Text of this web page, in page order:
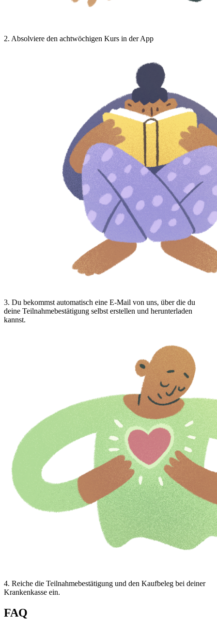
2. Absolviere den achtwöchigen Kurs in der App
3. Du bekommst automatisch eine E-Mail von uns, über die du
deine Teilnahmebestätigung selbst erstellen und herunterladen
kannst.
4. Reiche die Teilnahmebestätigung und den Kaufbeleg bei deiner
Krankenkasse ein.
FAQ